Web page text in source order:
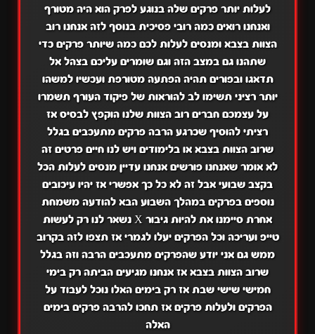
לעלות יותר פרקים שלה בנוגע לפרק הוא היה מטורף
ואנחנו רואים כמה רובי פסיכית בנוסף לזה אנחנו רוב
הצוות בצבא ומנסים לעלות לכם כמה שיותר פרקים כדי
שתהנו גם במצב הזה וגם שומרים עליכם בצהל אל
תדאגו ובפורים תהיה הפתעה מטורפת ועכשיו למשהו
יותר רציני תשימו לב להוראות של פיקוד העורף תשמרו
על עצמכם חברים רוב הצוות שלנו הוקפץ לבסיס אז
רציתי להוסיף שכרגע הרבה פרקים מתעכבים בגלל
שרוב הצוות בצבא או בלימודים ויש לנו חיים פרטים זה
לא אומר שאנחנו פורשים אנחנו עדיין מנסים לעלות הכל
בקצב שבועי אבל זה לא כל כך אפשרי אז יהיו עיכובים
נוספים בפרקים במהלך השבוע הבא להודעה משמחת
אחרת סיימנו את להיות גיבור X נשאר לנו רק לעשות
טייפ ועריכה וכל הפרקים יעלו לגמרי אז תצפו לזה בקרוב
ממש גם אני יודע שהפרקים מתעכבים הרבה וזה בגלל
שרוב הצוות בצבא אז אנחנו מגיעים הביתה רק בימי
חמישי שישי שבת אז רק בימים האלו נוכל לעבוד על
הפרקים ולעלות פרקים אז תחכו להרבה פרקים בימים
האלה